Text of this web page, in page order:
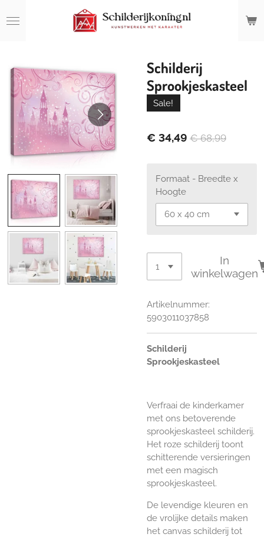
direct
Schilderij
Sprookjeskasteel
Sale!
€ 34,49 € 68,99
Formaat - Breedte x
Hoogte
In
winkelwagen
Artikelnummer:
5903011037858
Schilderij
Sprookjeskasteel
Verfraai de kinderkamer
met ons betoverende
sprookjeskasteel schilderij.
Het roze schilderij toont
schitterende versieringen
met een magisch
sprookjeskasteel.
De levendige kleuren en
de vrolijke details maken
het canvas schilderij tot